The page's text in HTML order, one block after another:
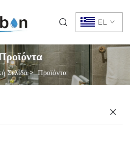
EL
Σελίδα>Προϊόντα